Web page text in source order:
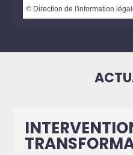
© Direction de l'information